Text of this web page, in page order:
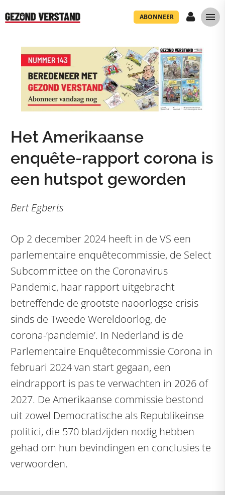
ABONNEER
Het Amerikaanse
enquête-rapport corona is
een hutspot geworden
Bert Egberts
Op 2 december 2024 heeft in de VS een
parlementaire enquêtecommissie, de Select
Subcommittee on the Coronavirus
Pandemic, haar rapport uitgebracht
betreffende de grootste naoorlogse crisis
sinds de Tweede Wereldoorlog, de
corona-‘pandemie’. In Nederland is de
Parlementaire Enquêtecommissie Corona in
februari 2024 van start gegaan, een
eindrapport is pas te verwachten in 2026 of
2027. De Amerikaanse commissie bestond
uit zowel Democratische als Republikeinse
politici, die 570 bladzijden nodig hebben
gehad om hun bevindingen en conclusies te
verwoorden.